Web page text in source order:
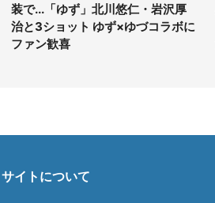
装で...「ゆず」北川悠仁・岩沢厚
治と3ショット ゆず×ゆづコラボに
ファン歓喜
サイトについて